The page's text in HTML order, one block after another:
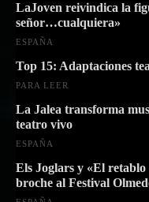
LaJoven reivindica la
señor…cualquiera»
ESPAÑA
Top 15: Adaptaciones
PARA LEER
La Jalea transforma
teatro vivo
ESPAÑA
Els Joglars y «El
broche al Festival